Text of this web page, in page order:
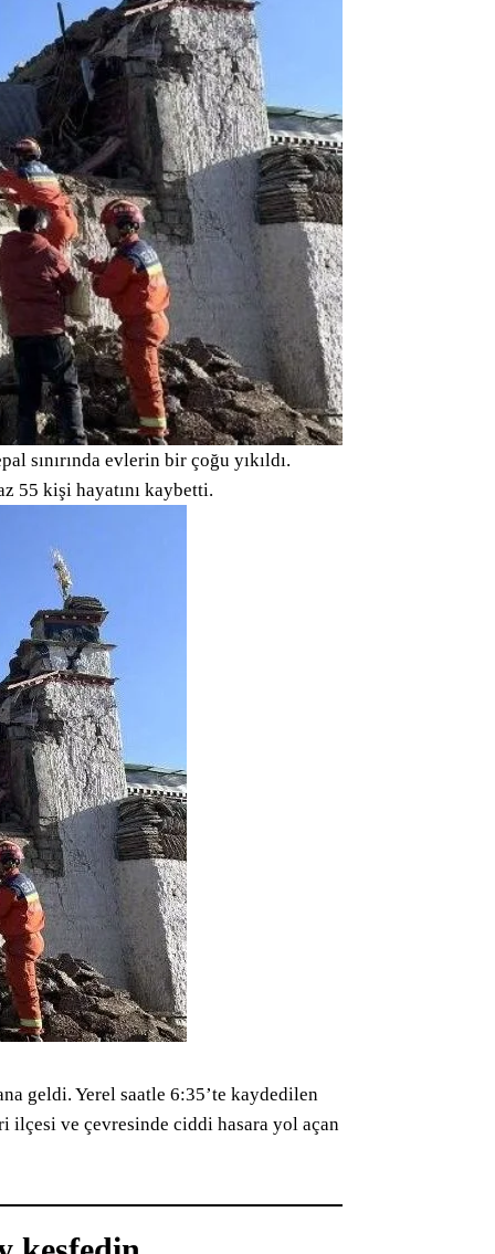
sınırında evlerin bir çoğu yıkıldı.
55 kişi hayatını kaybetti.
geldi. Yerel saatle 6:35’te kaydedilen
ilçesi ve çevresinde ciddi hasara yol açan